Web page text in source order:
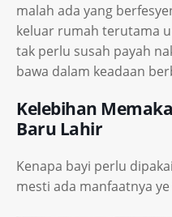
malah ada yang
keluar rumah terutama
tak perlu susah payah
bawa dalam keadaan
Kelebihan
Baru Lahir
Kenapa bayi perlu
mesti ada manfaatnya ye